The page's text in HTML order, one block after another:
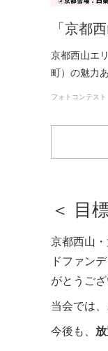
「京都
京都西山エ
町）の魅力
フォトコンテスト
＜ 目
京都西山
ドファン
がとうござ
当会では
今後も、